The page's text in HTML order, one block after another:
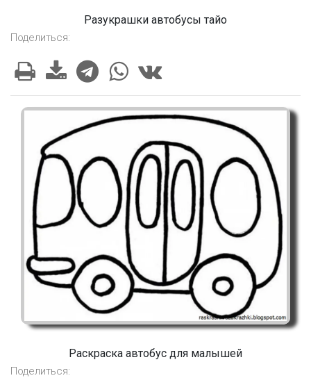
Разукрашки автобусы тайо
Поделиться:
Раскраска автобус для малышей
Поделиться: